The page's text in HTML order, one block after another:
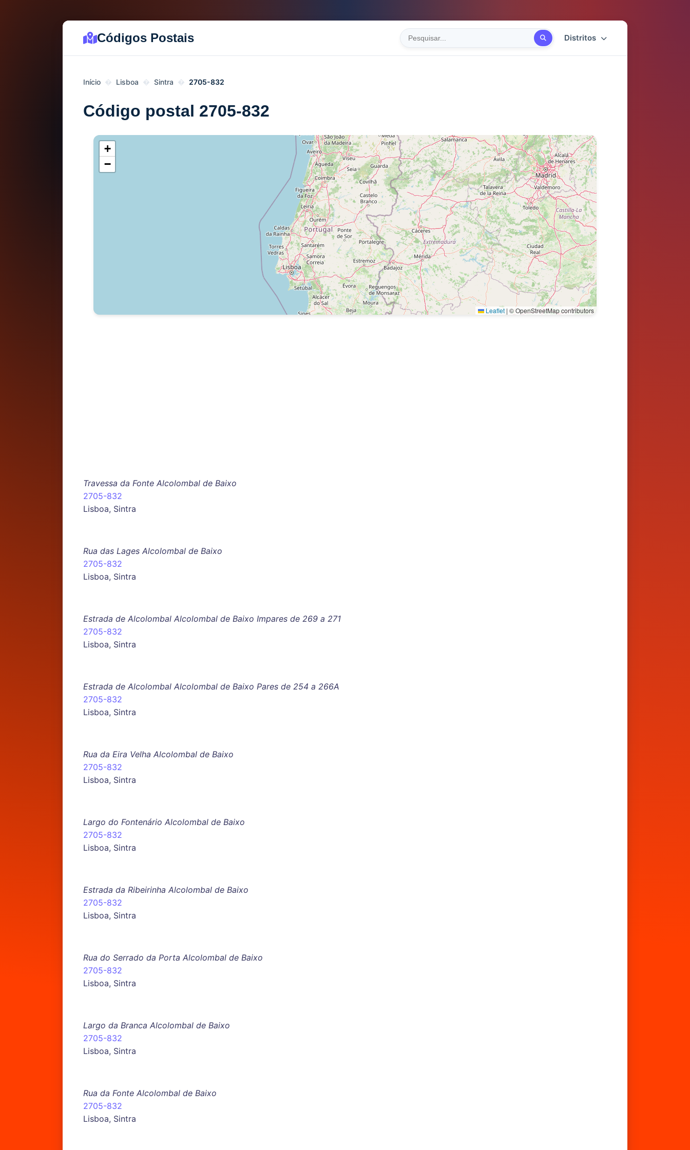
Códigos Postais Distritos
Início Lisboa Sintra 2705-832
Código postal 2705-832
+
−
Leaflet | © OpenStreetMap contributors
Travessa da Fonte Alcolombal de Baixo
2705-832
Lisboa, Sintra
Rua das Lages Alcolombal de Baixo
2705-832
Lisboa, Sintra
Estrada de Alcolombal Alcolombal de Baixo Impares de 269 a 271
2705-832
Lisboa, Sintra
Estrada de Alcolombal Alcolombal de Baixo Pares de 254 a 266A
2705-832
Lisboa, Sintra
Rua da Eira Velha Alcolombal de Baixo
2705-832
Lisboa, Sintra
Largo do Fontenário Alcolombal de Baixo
2705-832
Lisboa, Sintra
Estrada da Ribeirinha Alcolombal de Baixo
2705-832
Lisboa, Sintra
Rua do Serrado da Porta Alcolombal de Baixo
2705-832
Lisboa, Sintra
Largo da Branca Alcolombal de Baixo
2705-832
Lisboa, Sintra
Rua da Fonte Alcolombal de Baixo
2705-832
Lisboa, Sintra